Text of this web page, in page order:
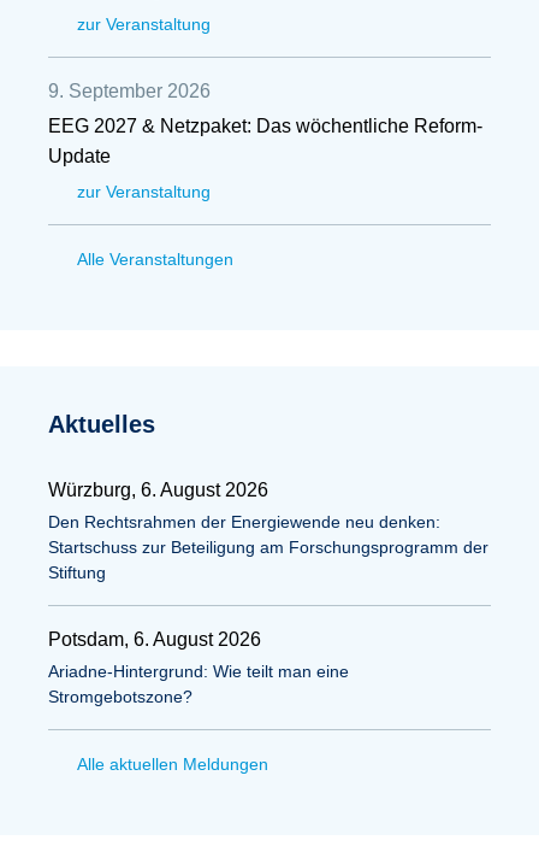
zur Veranstaltung
9. September 2026
EEG 2027 & Netzpaket: Das wöchentliche Reform-
Update
zur Veranstaltung
Alle Veranstaltungen
Aktuelles
Würzburg, 6. August 2026
Den Rechtsrahmen der Energiewende neu denken:
Startschuss zur Beteiligung am Forschungsprogramm der
Stiftung
Potsdam, 6. August 2026
Ariadne-Hintergrund: Wie teilt man eine
Stromgebotszone?
Alle aktuellen Meldungen